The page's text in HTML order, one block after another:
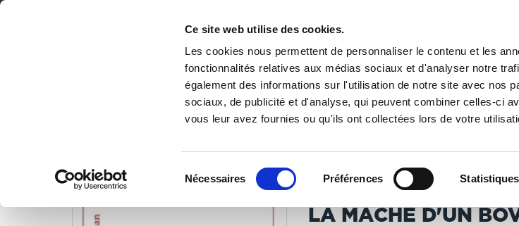
Ce site web utilise des cookies.
Les cookies nous permettent de personnaliser le contenu et les
fonctionnalités relatives aux médias sociaux et d'analyser notre
également des informations sur l'utilisation de notre site avec nos
sociaux, de publicité et d'analyse, qui peuvent combiner celles-ci
vous leur avez fournies ou qu'ils ont collectées lors de votre
Nécessaires Préférences Statistiques
DE LA PAGE BLANCHE... AU BEST SELLER
PUBLIER UN LIVRE
/ Littérature / Poésies / La mâche d'un bovidé
LES LIVRES SONT IMPRIMÉS À LA DEMANDE -
LA MÂCHE D'UN